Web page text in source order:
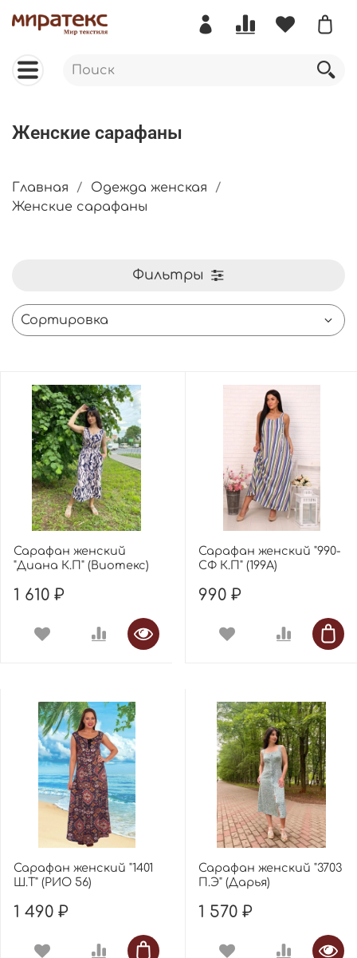
Женские сарафаны
Главная
Одежда женская
Женские сарафаны
Фильтры
Сарафан женский
"Диана К.П" (Виотекс)
1 610 ₽
Сарафан женский "990-
СФ К.П" (199А)
990 ₽
Сарафан женский "1401
Ш.Т" (РИО 56)
1 490 ₽
Сарафан женский "3703
П.Э" (Дарья)
1 570 ₽